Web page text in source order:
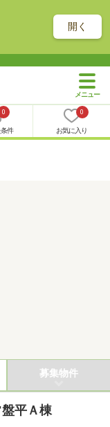
開く
0
件
0
お気に入り
募集物件
平Ａ棟